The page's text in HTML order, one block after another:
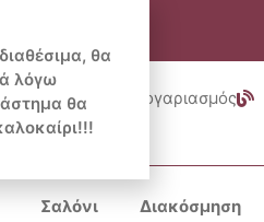
Λογαριασμός
Σαλόνι Διακόσμηση
θα
λόγω
θα